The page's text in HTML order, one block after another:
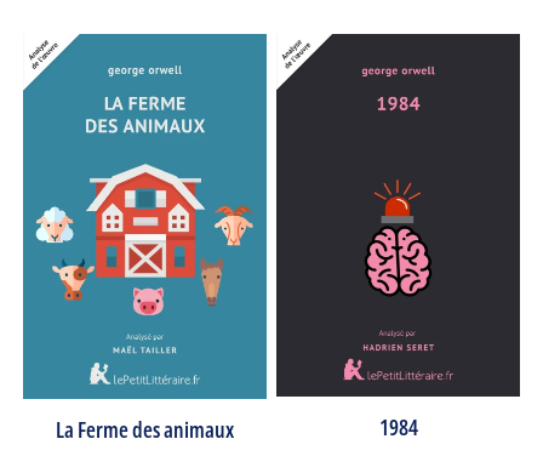
La Ferme des animaux 1984